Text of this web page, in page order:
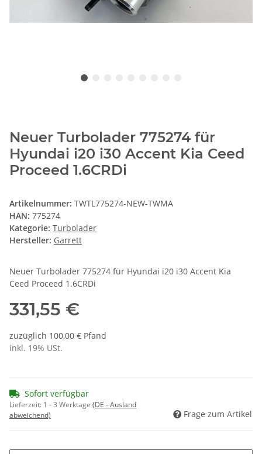
Neuer Turbolader 775274 für
Hyundai i20 i30 Accent Kia Ceed
Proceed 1.6CRDi
Artikelnummer: TWTL775274-NEW-TWMA
HAN: 775274
Kategorie: Turbolader
Hersteller: Garrett
Neuer Turbolader 775274 für Hyundai i20 i30 Accent Kia
Ceed Proceed 1.6CRDi
331,55 €
zuzüglich 100,00 € Pfand
inkl. 19% USt.
Sofort verfügbar
Lieferzeit: 1 - 3 Werktage (DE - Ausland
abweichend)
Frage zum Artikel